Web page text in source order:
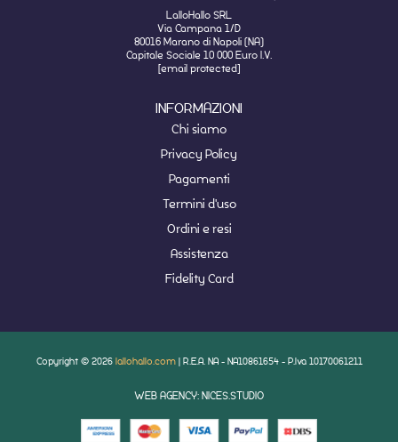
LalloHallo SRL
Via Campana 1/D
80016 Marano di Napoli (NA)
Capitale Sociale 10 000 Euro I.V.
[email protected]
INFORMAZIONI
Chi siamo
Privacy Policy
Pagamenti
Termini d'uso
Ordini e resi
Assistenza
Fidelity Card
Copyright © 2026 lallohallo.com | R.E.A. NA - NA10861654 - P.Iva 10170061211
WEB AGENCY: NICES.STUDIO